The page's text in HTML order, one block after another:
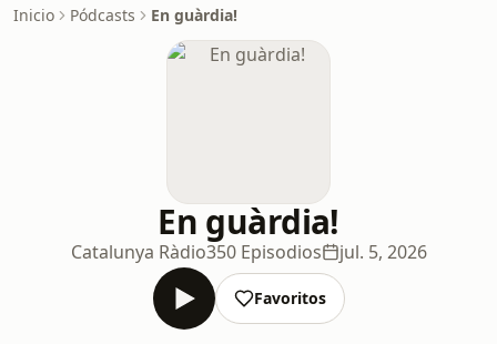
Inicio Pódcasts En guàrdia!
En guàrdia!
Catalunya Ràdio350 Episodios jul. 5, 2026
Favoritos